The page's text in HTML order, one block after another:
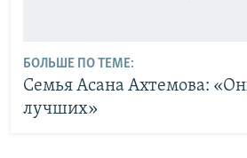
БОЛЬШЕ ПО ТЕМЕ:
Семья Асана Ахтемова:
лучших»